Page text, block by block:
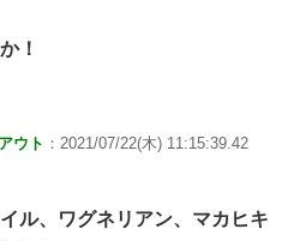
！
ウト ：2021/07/22(木) 11:15:39.42
ル、ワグネリアン、マカヒキ